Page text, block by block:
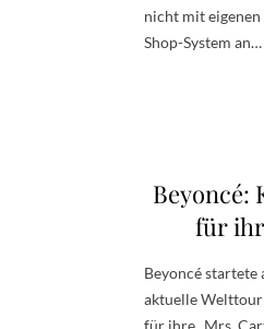
nicht mit
Shop-System an…
Beyoncé:
für
Beyoncé startete
aktuelle
für ihre „Mrs.